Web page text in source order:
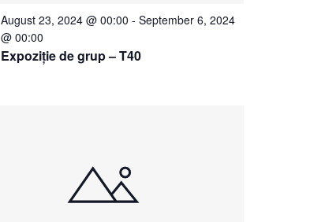
Expoziție de grup – T40
August 23, 2024 @ 00:00 - September 6, 2024
@ 00:00